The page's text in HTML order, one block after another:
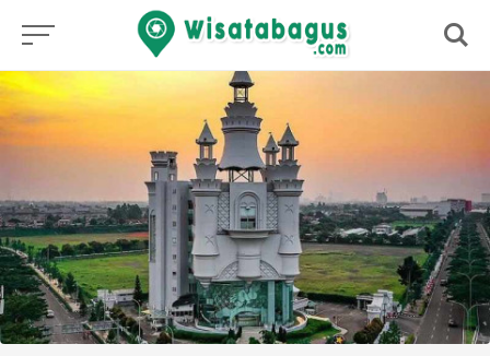
Skip
content